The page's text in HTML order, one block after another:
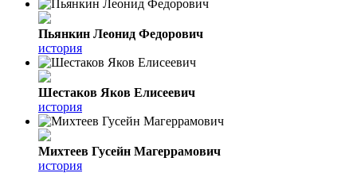
Пьянкин Леонид Федорович
история
Шестаков Яков Елисеевич
история
Михтеев Гусейн Магеррамович
история